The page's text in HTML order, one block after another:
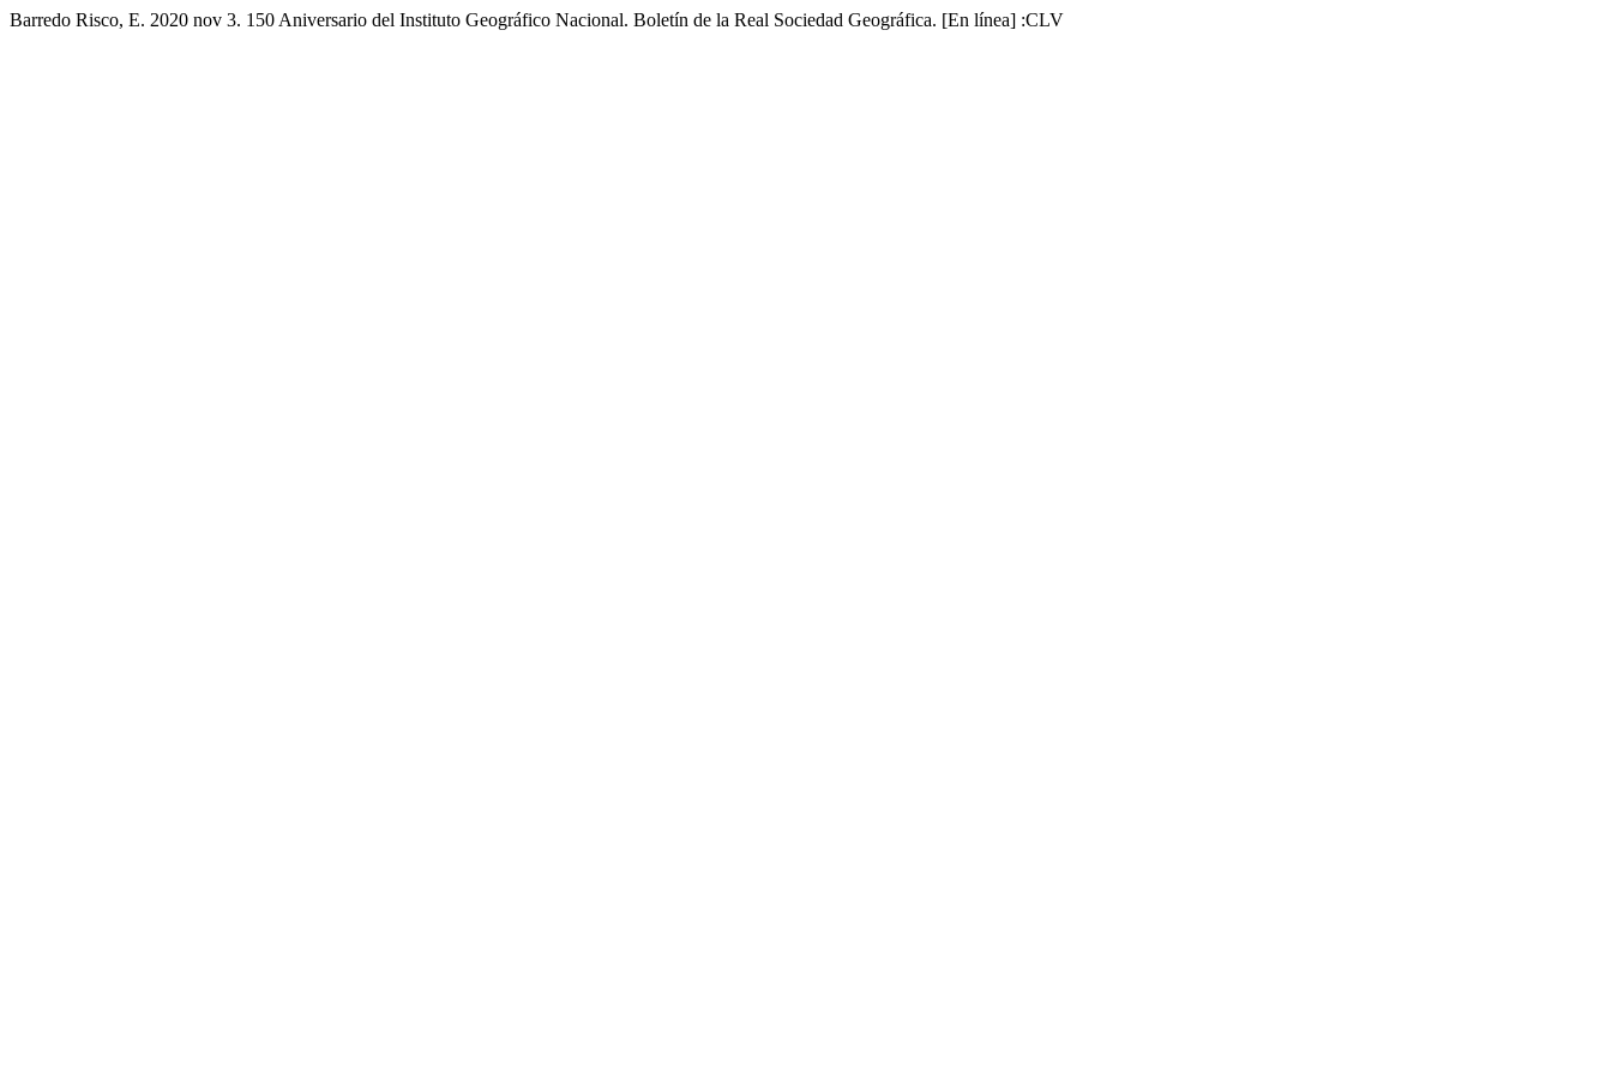
Barredo Risco, E. 2020 nov 3. 150 Aniversario del Instituto Geográfico Nacional. Boletín de la Real Sociedad Geográfica. [En línea] :CLV